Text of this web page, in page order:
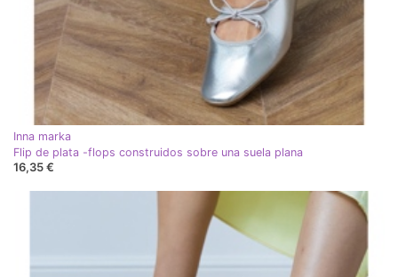
Inna marka
Flip de plata -flops construidos sobre una suela plana
16,35 €